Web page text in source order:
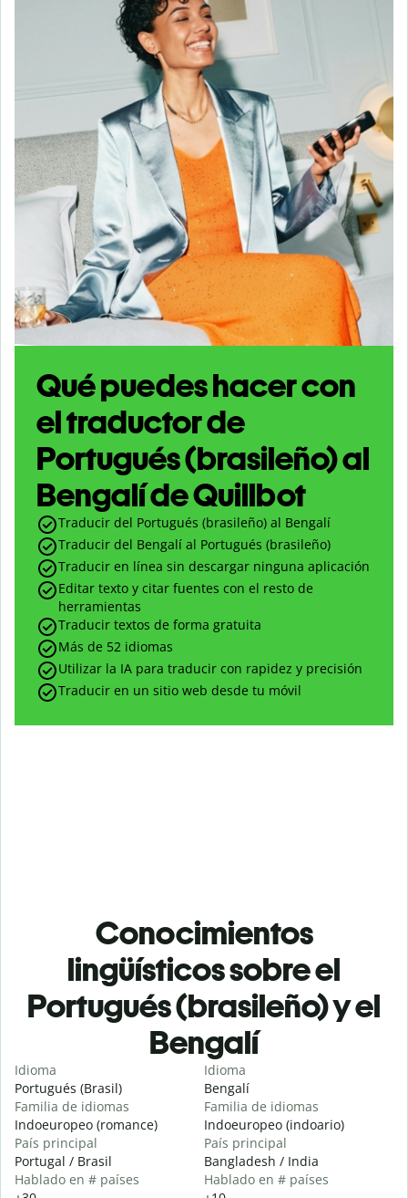
Qué puedes hacer con
el traductor de
Portugués (brasileño) al
Bengalí de Quillbot
Traducir del Portugués (brasileño) al Bengalí
Traducir del Bengalí al Portugués (brasileño)
Traducir en línea sin descargar ninguna aplicación
Editar texto y citar fuentes con el resto de
herramientas
Traducir textos de forma gratuita
Más de 52 idiomas
Utilizar la IA para traducir con rapidez y precisión
Traducir en un sitio web desde tu móvil
Conocimientos
lingüísticos sobre el
Portugués (brasileño) y el
Bengalí
Idioma
Portugués (Brasil)
Familia de idiomas
Indoeuropeo (romance)
País principal
Portugal / Brasil
Hablado en # países
Idioma
Bengalí
Familia de idiomas
Indoeuropeo (indoario)
País principal
Bangladesh / India
Hablado en # países